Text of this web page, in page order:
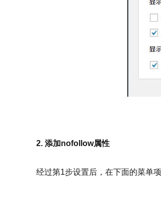
2. 添加nofollow属性
经过第1步设置后，在下面的菜单